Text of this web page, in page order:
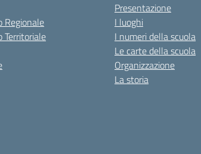
Regionale
Territoriale
Presentazione
I luoghi
I numeri della scuola
Le carte della scuola
Organizzazione
La storia